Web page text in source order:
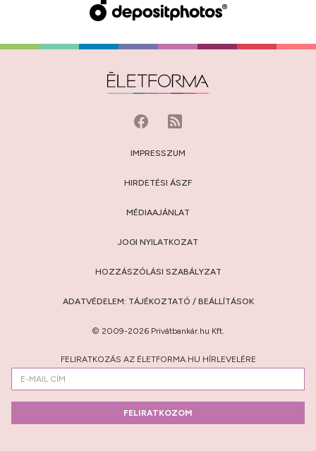
IMPRESSZUM
HIRDETÉSI ÁSZF
MÉDIAAJÁNLAT
JOGI NYILATKOZAT
HOZZÁSZÓLÁSI SZABÁLYZAT
ADATVÉDELEM: TÁJÉKOZTATÓ / BEÁLLÍTÁSOK
© 2009-2026 Privátbankár.hu Kft.
FELIRATKOZÁS AZ ÉLETFORMA.HU HÍRLEVELÉRE
FELIRATKOZOM